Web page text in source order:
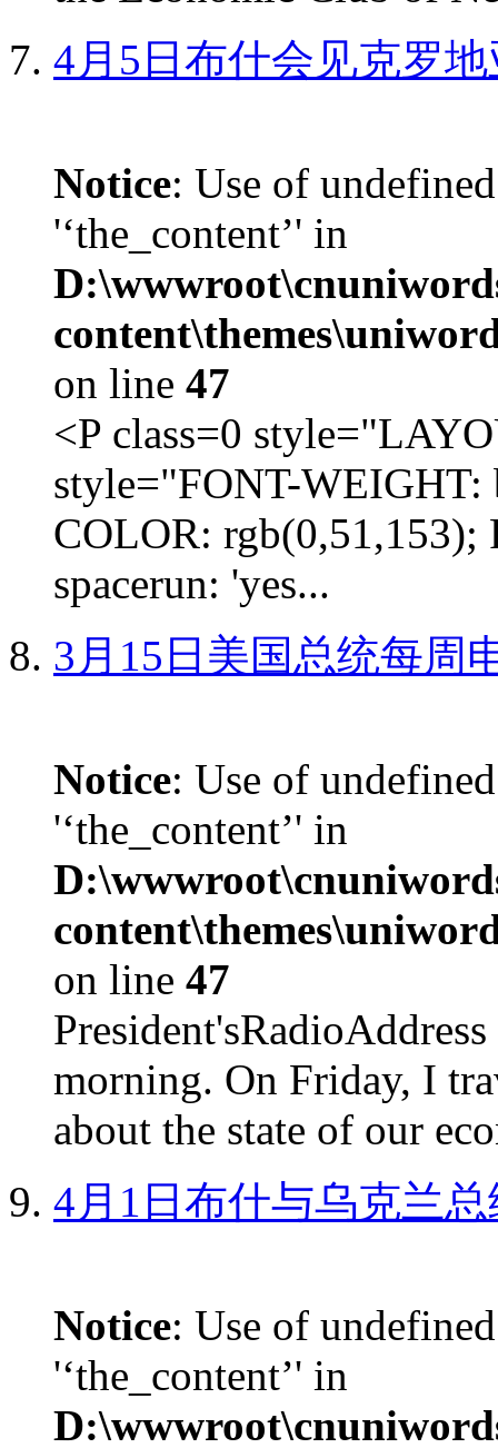
4月5日布什会见克罗
Notice: Use of
'‘the_content’' in
on line 47
<P class=0
style="FONT-
COLOR:
spacerun: 'yes...
3月15日美国总统每周
Notice: Use of
'‘the_content’' in
on line 47
morning. On Friday, I
about the state of our
4月1日布什与乌克兰
Notice: Use of
'‘the_content’' in